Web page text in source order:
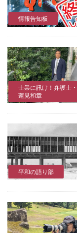
情報告知板
士業に訊け！弁護士・
蓮見和章
平和の語り部